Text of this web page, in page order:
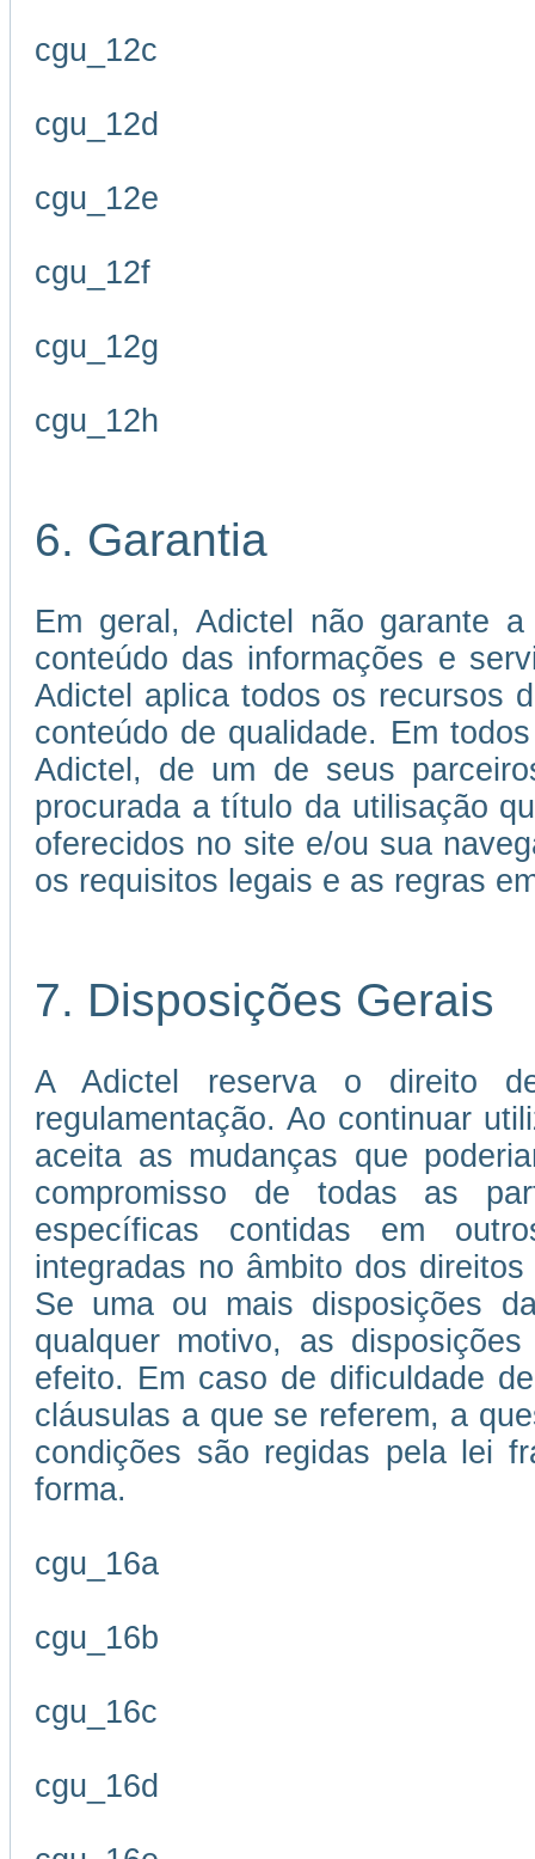
cgu_12c
cgu_12d
cgu_12e
cgu_12f
cgu_12g
cgu_12h
6. Garantia
Em geral, Adictel não garante
conteúdo das informações e
Adictel aplica todos os recursos
conteúdo de qualidade. Em
Adictel, de um de seus
procurada a título da utilisação
oferecidos no site e/ou sua
os requisitos legais e as regras
7. Disposições Gerais
A Adictel reserva o direito
regulamentação. Ao continuar
aceita as mudanças que
compromisso de todas as
específicas contidas em
integradas no âmbito dos
Se uma ou mais disposições
qualquer motivo, as
efeito. Em caso de dificuldade
cláusulas a que se referem, a
condições são regidas pela lei
forma.
cgu_16a
cgu_16b
cgu_16c
cgu_16d